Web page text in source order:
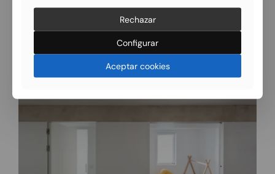
Rechazar
Configurar
Aceptar cookies